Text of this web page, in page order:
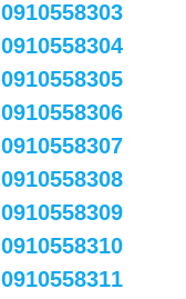
0910558303
0910558304
0910558305
0910558306
0910558307
0910558308
0910558309
0910558310
0910558311